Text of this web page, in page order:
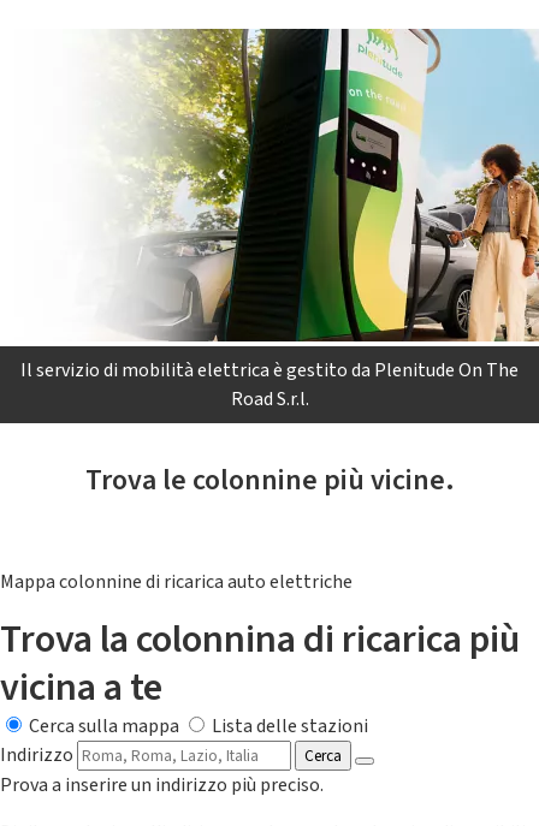
Il servizio di mobilità elettrica è gestito da Plenitude On The
Road S.r.l.
Trova le colonnine più vicine.
Mappa colonnine di ricarica auto elettriche
Trova la colonnina di ricarica più
vicina a te
Cerca sulla mappa
Lista delle stazioni
Indirizzo
Cerca
Prova a inserire un indirizzo più preciso.